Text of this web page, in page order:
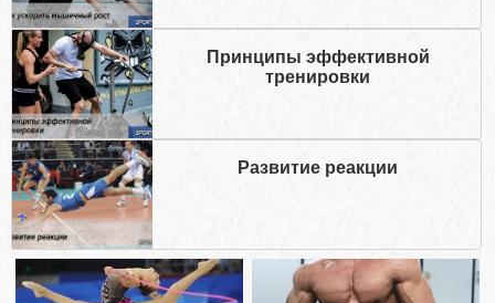
Принципы эффективной
тренировки
Развитие реакции